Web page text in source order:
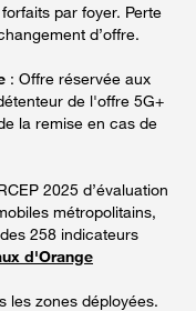
par foyer. Perte
d’offre.
: Offre réservée aux
de l'offre 5G+
la remise en cas de
2025 d’évaluation
métropolitains,
258 indicateurs
d'Orange
les zones déployées.